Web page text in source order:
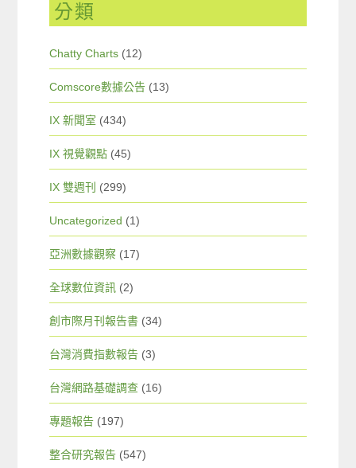
分類
Chatty Charts (12)
Comscore數據公告 (13)
IX 新聞室 (434)
IX 視覺觀點 (45)
IX 雙週刊 (299)
Uncategorized (1)
亞洲數據觀察 (17)
全球數位資訊 (2)
創市際月刊報告書 (34)
台灣消費指數報告 (3)
台灣網路基礎調查 (16)
專題報告 (197)
整合研究報告 (547)